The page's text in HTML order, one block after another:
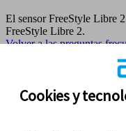
El sensor FreeStyle Libre
FreeStyle Libre 2.
Volver a las preguntas
Cookies y